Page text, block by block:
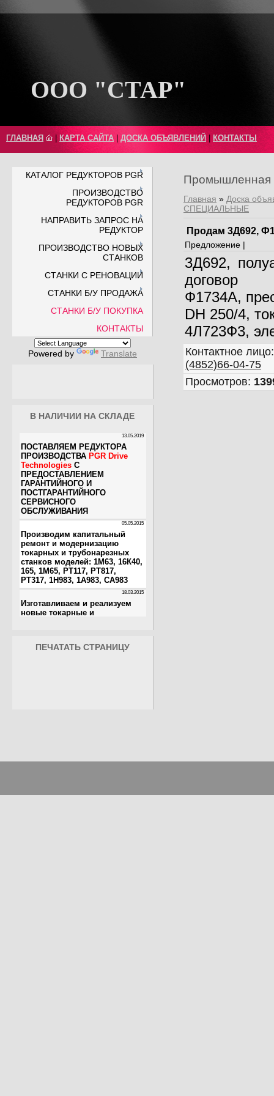
ООО "СТАР"
ГЛАВНАЯ КАРТА САЙТА ДОСКА ОБЪЯВЛЕНИЙ КОНТАКТЫ
КАТАЛОГ РЕДУКТОРОВ PGR
ПРОИЗВОДСТВО
РЕДУКТОРОВ PGR
НАПРАВИТЬ ЗАПРОС НА
РЕДУКТОР
ПРОИЗВОДСТВО НОВЫХ
СТАНКОВ
СТАНКИ С РЕНОВАЦИИ
СТАНКИ Б/У ПРОДАЖА
СТАНКИ Б/У ПОКУПКА
КОНТАКТЫ
Powered by Translate
В НАЛИЧИИ НА СКЛАДЕ
ПЕЧАТАТЬ СТРАНИЦУ
Промышленная
Главная » Доска
СПЕЦИАЛЬНЫЕ
Продам 3Д692,
Предложение |
3Д692,
договор
Ф1734А,
DH 250/4,
4Л723Ф3,
Контактное лицо
(4852)66-04-75
Просмотров: